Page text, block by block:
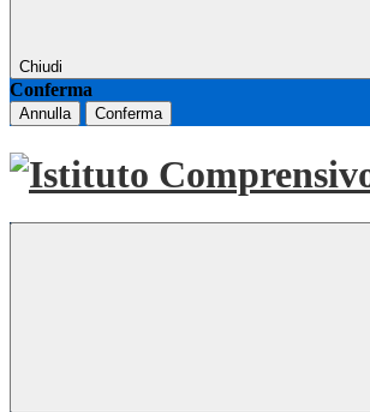
Chiudi
Conferma
Annulla Conferma